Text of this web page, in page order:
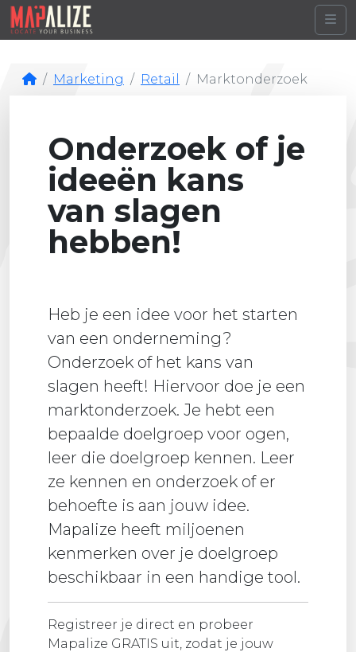
Marketing Retail Marktonderzoek
Onderzoek of je
ideeën kans
van slagen
hebben!
Heb je een idee voor het starten
van een onderneming?
Onderzoek of het kans van
slagen heeft! Hiervoor doe je een
marktonderzoek. Je hebt een
bepaalde doelgroep voor ogen,
leer die doelgroep kennen. Leer
ze kennen en onderzoek of er
behoefte is aan jouw idee.
Mapalize heeft miljoenen
kenmerken over je doelgroep
beschikbaar in een handige tool.
Registreer je direct en probeer
Mapalize GRATIS uit, zodat je jouw